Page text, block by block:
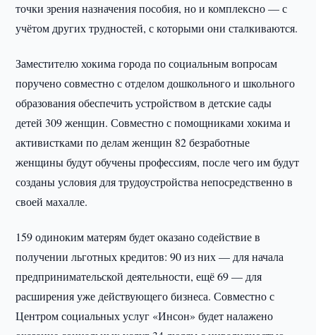
точки зрения назначения пособия, но и комплексно — с
учётом других трудностей, с которыми они сталкиваются.
Заместителю хокима города по социальным вопросам
поручено совместно с отделом дошкольного и школьного
образования обеспечить устройством в детские сады
детей 309 женщин. Совместно с помощниками хокима и
активистками по делам женщин 82 безработные
женщины будут обучены профессиям, после чего им будут
созданы условия для трудоустройства непосредственно в
своей махалле.
159 одиноким матерям будет оказано содействие в
получении льготных кредитов: 90 из них — для начала
предпринимательской деятельности, ещё 69 — для
расширения уже действующего бизнеса. Совместно с
Центром социальных услуг «Инсон» будет налажено